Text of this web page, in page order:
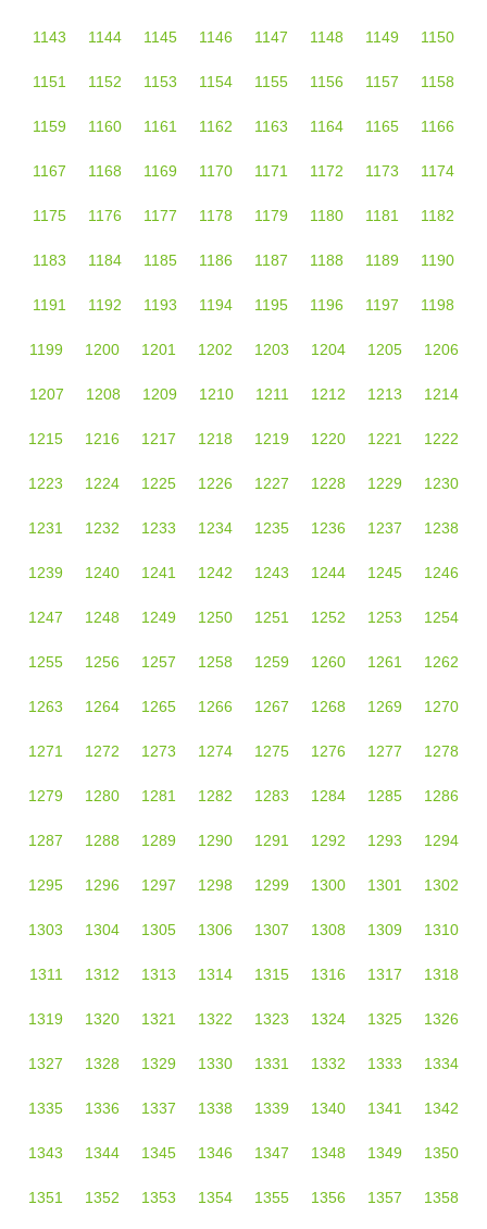
1143 1144 1145 1146 1147 1148 1149 1150
1151 1152 1153 1154 1155 1156 1157 1158
1159 1160 1161 1162 1163 1164 1165 1166
1167 1168 1169 1170 1171 1172 1173 1174
1175 1176 1177 1178 1179 1180 1181 1182
1183 1184 1185 1186 1187 1188 1189 1190
1191 1192 1193 1194 1195 1196 1197 1198
1199 1200 1201 1202 1203 1204 1205 1206
1207 1208 1209 1210 1211 1212 1213 1214
1215 1216 1217 1218 1219 1220 1221 1222
1223 1224 1225 1226 1227 1228 1229 1230
1231 1232 1233 1234 1235 1236 1237 1238
1239 1240 1241 1242 1243 1244 1245 1246
1247 1248 1249 1250 1251 1252 1253 1254
1255 1256 1257 1258 1259 1260 1261 1262
1263 1264 1265 1266 1267 1268 1269 1270
1271 1272 1273 1274 1275 1276 1277 1278
1279 1280 1281 1282 1283 1284 1285 1286
1287 1288 1289 1290 1291 1292 1293 1294
1295 1296 1297 1298 1299 1300 1301 1302
1303 1304 1305 1306 1307 1308 1309 1310
1311 1312 1313 1314 1315 1316 1317 1318
1319 1320 1321 1322 1323 1324 1325 1326
1327 1328 1329 1330 1331 1332 1333 1334
1335 1336 1337 1338 1339 1340 1341 1342
1343 1344 1345 1346 1347 1348 1349 1350
1351 1352 1353 1354 1355 1356 1357 1358